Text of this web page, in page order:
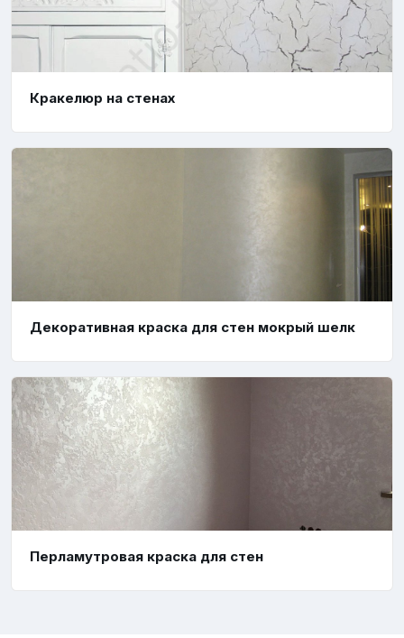
Кракелюр на стенах
Декоративная краска для стен мокрый шелк
Перламутровая краска для стен